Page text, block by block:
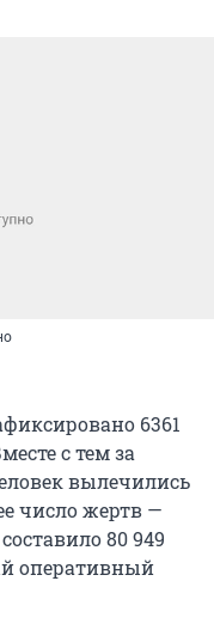
6361
с тем за
вылечились
число жертв —
80 949
оперативный